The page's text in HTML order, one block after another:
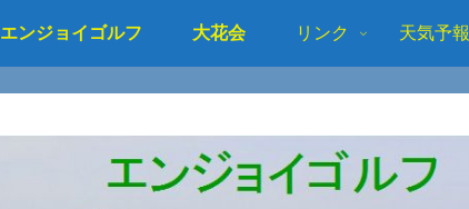
エンジョイゴルフ 大花会 リンク 天気予報